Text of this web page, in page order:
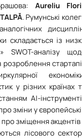
Aureliu
. Румунські
складається із
SWOT-аналізу
розроблення
у різних країнах
AI-
зміни у
зміщення акцентів
лісового